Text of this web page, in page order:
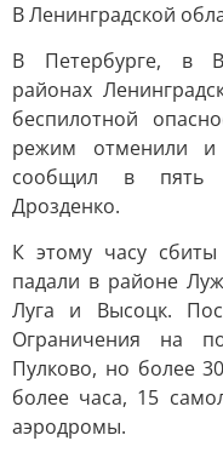
В Ленинградской
В Петербурге, в
районах
беспилотной
режим отменили
сообщил в пять
Дрозденко.
К этому часу
падали в районе
Луга и Высоцк.
Ограничения на
Пулково, но более
более часа, 15
аэродромы.